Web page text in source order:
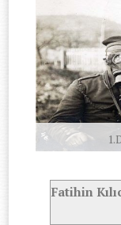
Fatihin